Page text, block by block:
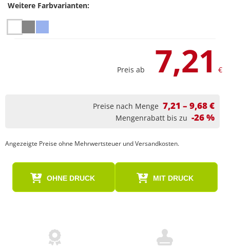
Weitere Farbvarianten:
Preis ab 7,21 €
Preise nach Menge 7,21 – 9,68 €
Mengenrabatt bis zu -26 %
Angezeigte Preise ohne Mehrwertsteuer und Versandkosten.
OHNE DRUCK MIT DRUCK